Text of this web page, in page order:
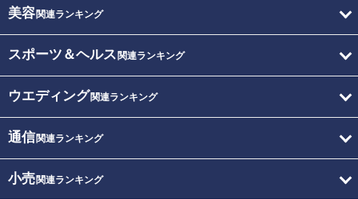
美容関連ランキング
スポーツ＆ヘルス 関連ランキング
ウエディング関連ランキング
通信関連ランキング
小売関連ランキング